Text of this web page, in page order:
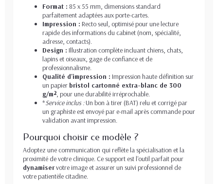
Format : 85 x 55 mm, dimensions standard
parfaitement adaptées aux porte-cartes.
Impression : Recto seul, optimisé pour une lecture
rapide des informations du cabinet (nom, spécialité,
adresse, contacts).
Design : Illustration complète incluant chiens, chats,
lapins et oiseaux, gage de confiance et de
professionnalisme.
Qualité d'impression : Impression haute définition sur
un papier bristol cartonné extra-blanc de 300
g/m², pour une durabilité irréprochable.
*Service inclus :Un bon à tirer (BAT) relu et corrigé par
un graphiste est envoyé par e-mail après commande pour
validation avant impression.
Pourquoi choisir ce modèle ?
Adoptez une communication qui reflète la spécialisation et la
proximité de votre clinique. Ce support est l'outil parfait pour
dynamiservotre image et assurer un suivi professionnel de
votre patientèle citadine.